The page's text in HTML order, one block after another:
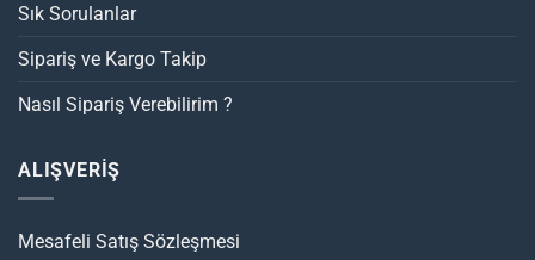
Sık Sorulanlar
Sipariş ve Kargo Takip
Nasıl Sipariş Verebilirim ?
ALIŞVERİŞ
Mesafeli Satış Sözleşmesi